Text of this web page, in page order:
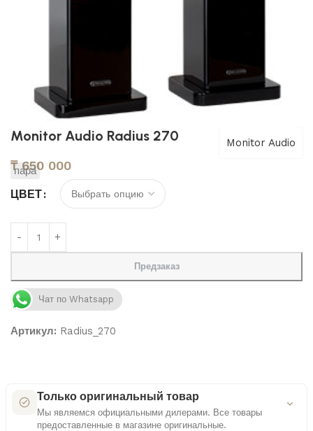
Monitor Audio Radius 270 Monitor Audio
₸650 000
пара
ЦВЕТ
Предзаказ
Чат по Whatsapp
Артикул: Radius_270
Только оригинальный товар
Мы являемся официальными дилерами. Все товары
предоставленные в магазине оригинальные.